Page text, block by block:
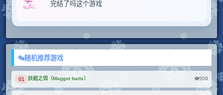
随机推荐游戏
01 妖蛆之饵（Maggot baits） 509